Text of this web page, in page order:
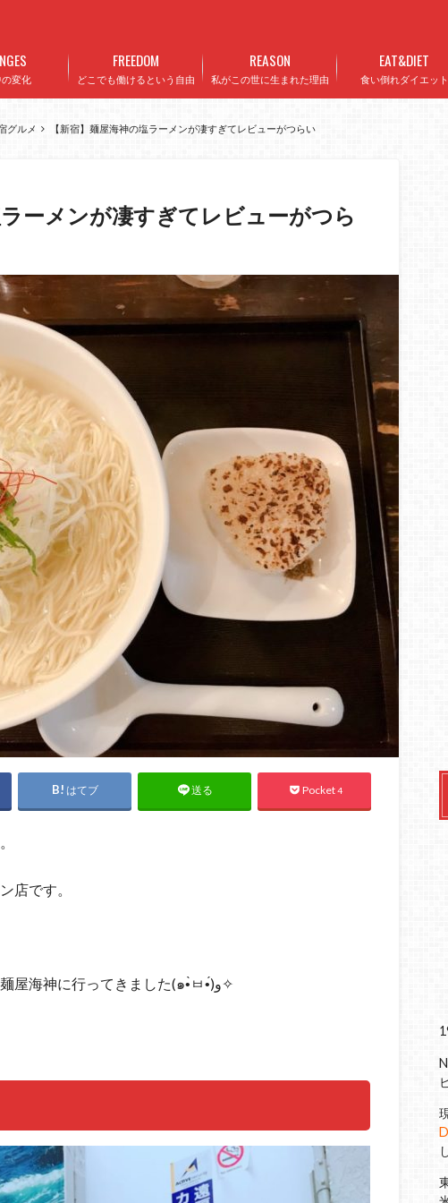
変化 どこでも働けるという自由
FREEDOM
私がこの世に生まれた理由
REASON
食い倒れダイエット
EAT&DIET
グルメ 【新宿】麺屋海神の塩ラーメンが凄すぎてレビューがつらい
ラーメンが凄すぎてレビューがつら
はてブ 送る Pocket4
店です。
新宿で予定があったので、念願の麺屋海神に行ってきました(๑•̀ㅂ•́)و✧